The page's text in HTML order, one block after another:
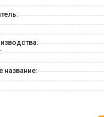
название: